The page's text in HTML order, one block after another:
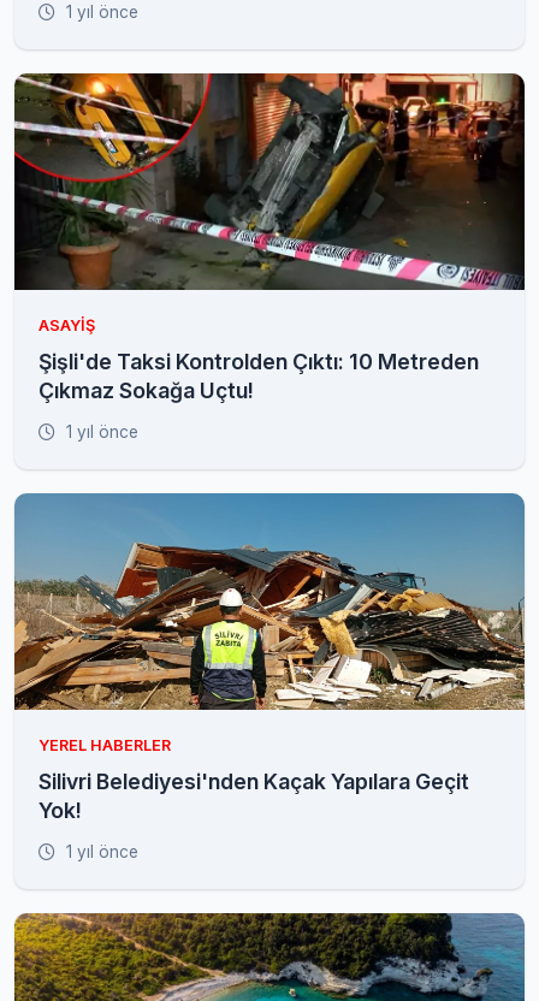
1 yıl önce
ASAYIŞ
Şişli'de Taksi Kontrolden Çıktı: 10 Metreden
Çıkmaz Sokağa Uçtu!
1 yıl önce
YEREL HABERLER
Silivri Belediyesi'nden Kaçak Yapılara Geçit
Yok!
1 yıl önce